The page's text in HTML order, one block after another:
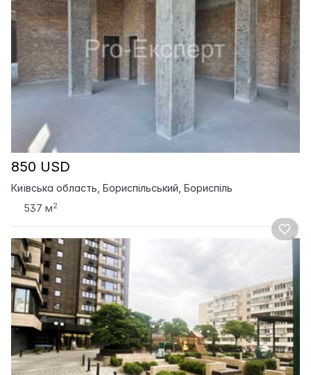
850 USD
Київська область, Бориспільський, Бориспіль
537 м2